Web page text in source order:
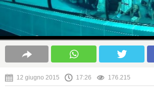
12 giugno 2015 17:26 176.215